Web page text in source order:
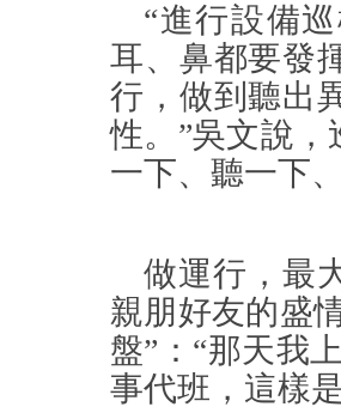
“進行設備
耳、鼻都要發
行，做到聽出
性。”吳文說
一下、聽一下
做運行，最
親朋好友的盛
盤”：“那天我
事代班，這樣